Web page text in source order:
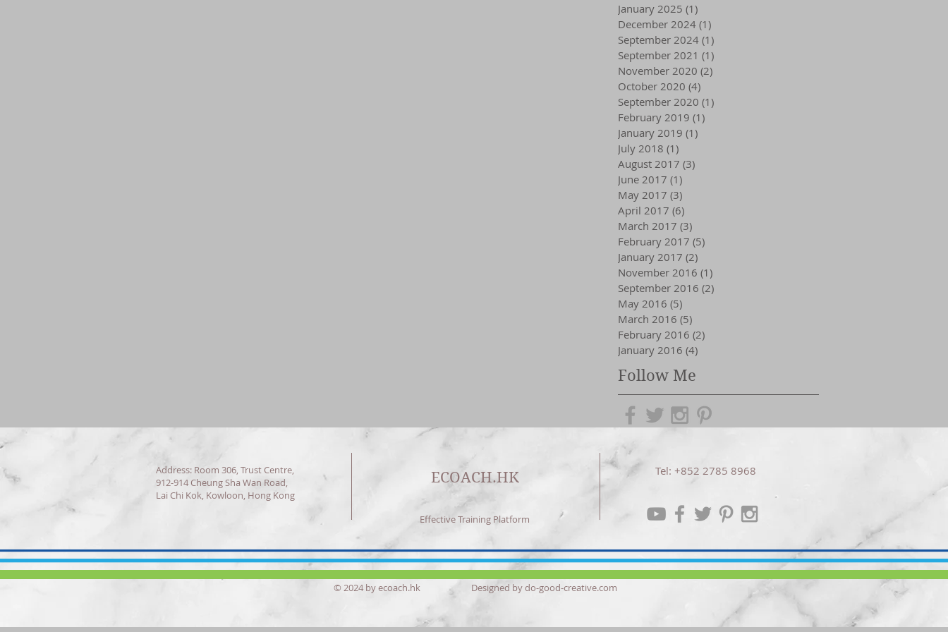
January 2025 (1)
December 2024 (1)
September 2024 (1)
September 2021 (1)
November 2020 (2)
October 2020 (4)
September 2020 (1)
February 2019 (1)
January 2019 (1)
July 2018 (1)
August 2017 (3)
June 2017 (1)
May 2017 (3)
April 2017 (6)
March 2017 (3)
February 2017 (5)
January 2017 (2)
November 2016 (1)
September 2016 (2)
May 2016 (5)
March 2016 (5)
February 2016 (2)
January 2016 (4)
Follow Me
Effective Training Platform
© 2024 by ecoach.hk Designed by do-good-creative.com
ECOACH.HK Tel: +852 2785 8968
Address: Room 306, Trust Centre,
912-914 Cheung Sha Wan Road,
Lai Chi Kok, Kowloon, Hong Kong